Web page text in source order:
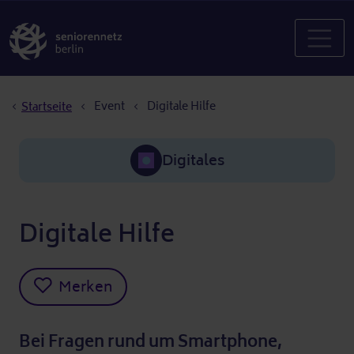
Startseite Event Digitale Hilfe
Digitales
Digitale Hilfe
Merken
Bei Fragen rund um Smartphone,